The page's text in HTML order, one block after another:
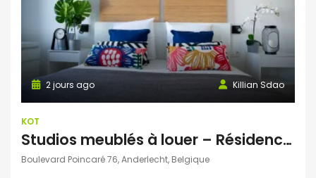
Killian Sdao
2 jours ago
KOT
Studios meublés à louer – Résidence Ustel – Boulevard Poincaré, 76 – Anderlecht – à partir de 720 € charges incluses
Boulevard Poincaré 76, Anderlecht, Belgique